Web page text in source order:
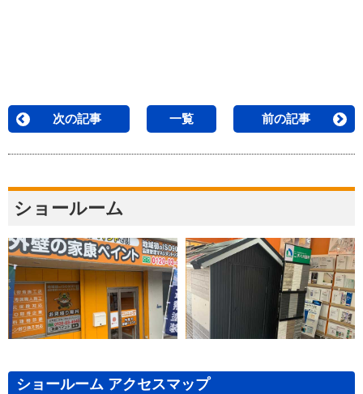
次の記事 一覧 前の記事
ショールーム
ショールーム アクセスマップ